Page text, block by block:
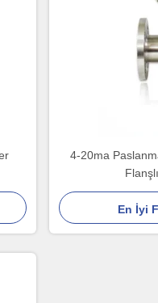
4-20ma
En İyi